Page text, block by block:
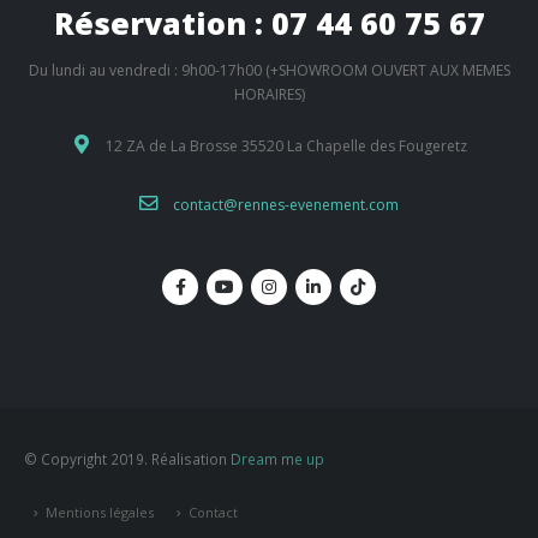
Réservation : 07 44 60 75 67
Du lundi au vendredi : 9h00-17h00 (+SHOWROOM OUVERT AUX MEMES
HORAIRES)
12 ZA de La Brosse 35520 La Chapelle des Fougeretz
contact@rennes-evenement.com
© Copyright 2019. Réalisation Dream me up
Mentions légales Contact